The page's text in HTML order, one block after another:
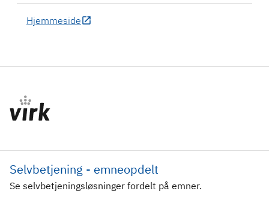
Hjemmeside
Selvbetjening - emneopdelt
Se selvbetjeningsløsninger fordelt på emner.